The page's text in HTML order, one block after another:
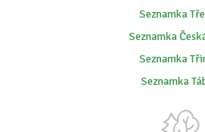
Seznamka
Seznamka
Seznamka
Seznamka